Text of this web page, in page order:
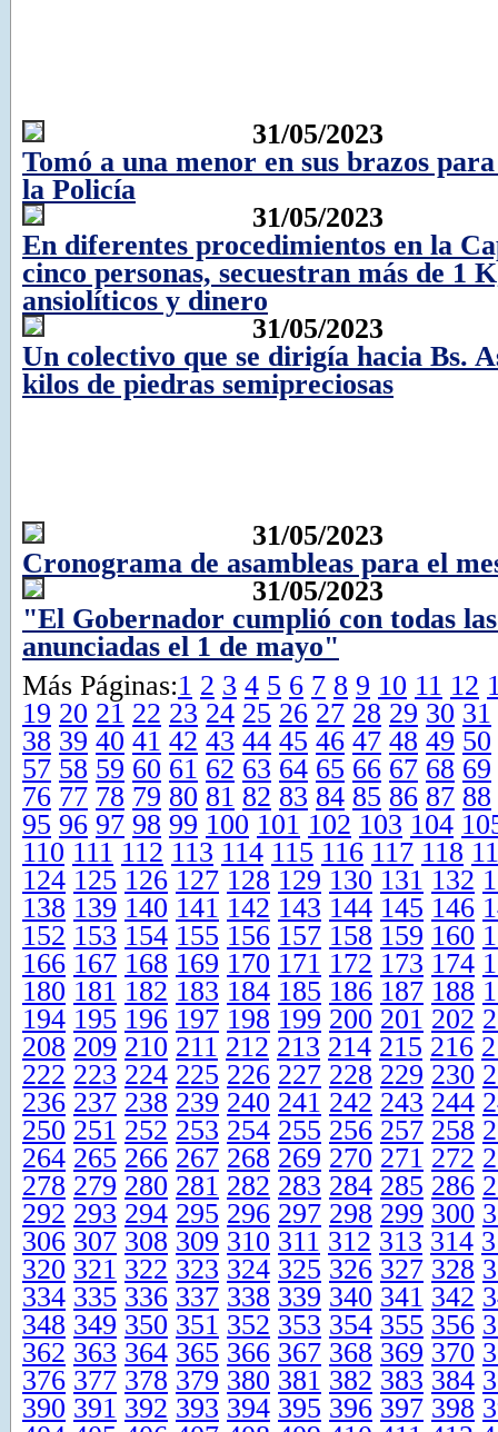
31/05/2023
Tomó a una menor en sus brazos
la Policía
31/05/2023
En diferentes procedimientos en la
cinco personas, secuestran más de 1
ansiolíticos y dinero
31/05/2023
Un colectivo que se dirigía hacia Bs.
kilos de piedras semipreciosas
31/05/2023
Cronograma de asambleas para el
31/05/2023
"El Gobernador cumplió con todas
anunciadas el 1 de mayo"
Más Páginas:1 2 3 4 5 6 7 8 9 10 11 12
19 20 21 22 23 24 25 26 27 28 29 30 31
38 39 40 41 42 43 44 45 46 47 48 49 50
57 58 59 60 61 62 63 64 65 66 67 68 69
76 77 78 79 80 81 82 83 84 85 86 87 88
95 96 97 98 99 100 101 102 103 104
110 111 112 113 114 115 116 117 118
124 125 126 127 128 129 130 131 132
138 139 140 141 142 143 144 145 146
152 153 154 155 156 157 158 159 160
166 167 168 169 170 171 172 173 174
180 181 182 183 184 185 186 187 188
194 195 196 197 198 199 200 201 202
208 209 210 211 212 213 214 215 216
222 223 224 225 226 227 228 229 230
236 237 238 239 240 241 242 243 244
250 251 252 253 254 255 256 257 258
264 265 266 267 268 269 270 271 272
278 279 280 281 282 283 284 285 286
292 293 294 295 296 297 298 299 300
306 307 308 309 310 311 312 313 314
320 321 322 323 324 325 326 327 328
334 335 336 337 338 339 340 341 342
348 349 350 351 352 353 354 355 356
362 363 364 365 366 367 368 369 370
376 377 378 379 380 381 382 383 384
390 391 392 393 394 395 396 397 398